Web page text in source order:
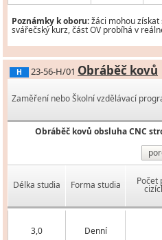
Poznámky k oboru:žáci mohou získat
svářečský kurz, část OV probíhá v
H 23-56-H/01 Obráběč kovů
Zaměření nebo Školní vzdělávací
Obráběč kovů obsluha CNC
Délka studia Forma studia Počet
3,0 Denní